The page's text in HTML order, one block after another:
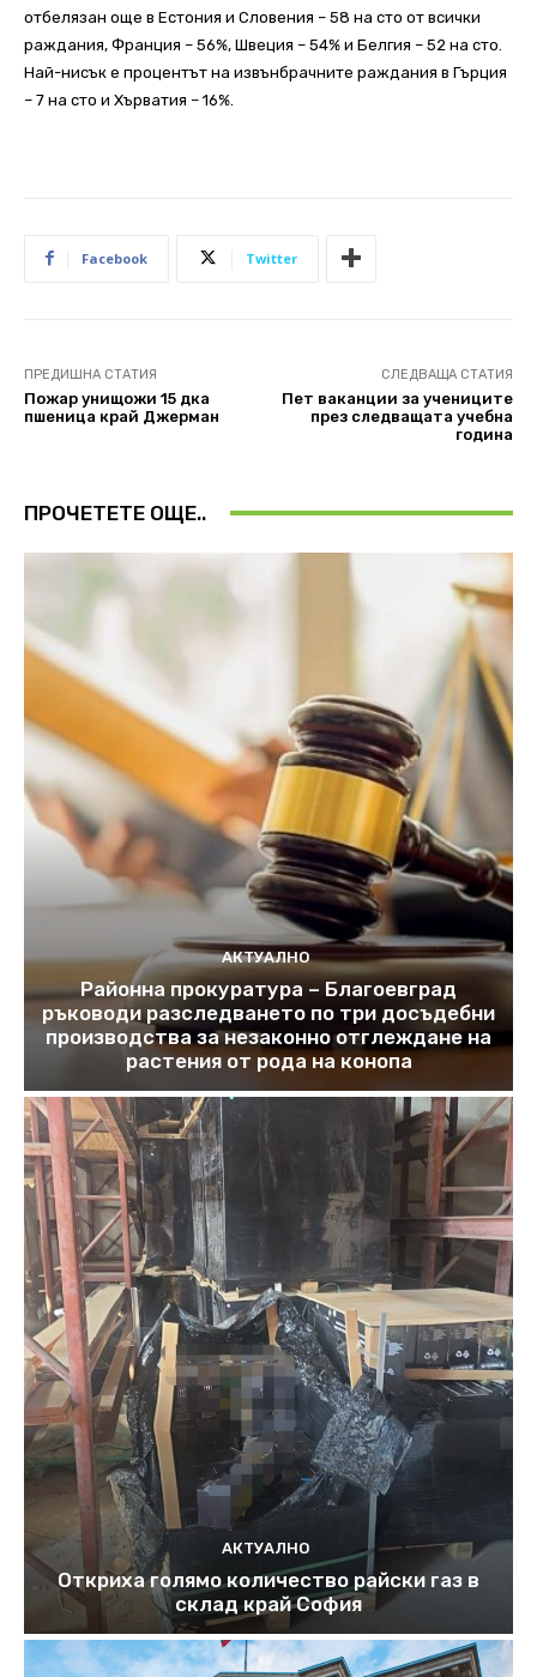
отбелязан още в Естония и Словения – 58 на сто от всички
раждания, Франция – 56%, Швеция – 54% и Белгия – 52 на сто.
Най-нисък е процентът на извънбрачните раждания в Гърция
– 7 на сто и Хърватия – 16%.
Facebook Twitter
ПРЕДИШНА СТАТИЯ
Пожар унищожи 15 дка
пшеница край Джерман
СЛЕДВАЩА СТАТИЯ
Пет ваканции за учениците
през следващата учебна
година
ПРОЧЕТЕТЕ ОЩЕ..
АКТУАЛНО
Районна прокуратура – Благоевград
ръководи разследването по три досъдебни
производства за незаконно отглеждане на
растения от рода на конопа
АКТУАЛНО
Откриха голямо количество райски газ в
склад край София